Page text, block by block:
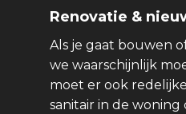
Renovatie &
Als je gaat bouwen
we waarschijnlijk
moet er ook
sanitair in de